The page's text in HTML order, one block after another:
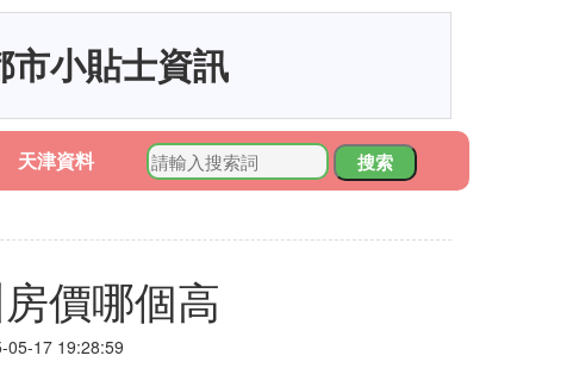
市小貼士資訊
天津資料
搜索
價哪個高
05-17 19:28:59